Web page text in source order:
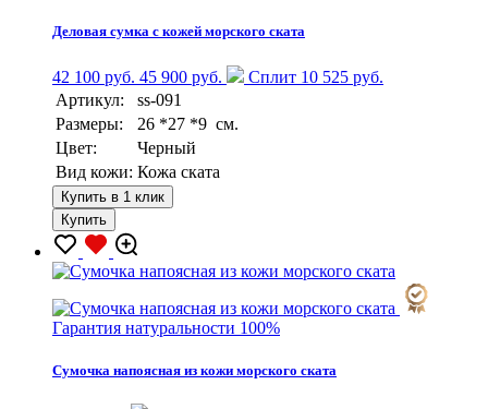
Деловая сумка с кожей морского ската
42 100 руб. 45 900 руб.
Сплит 10 525 руб.
Артикул:
ss-091
Размеры:
26 *27 *9 см.
Цвет:
Черный
Вид кожи: Кожа ската
Купить в 1 клик
Купить
Гарантия натуральности 100%
Сумочка напоясная из кожи морского ската